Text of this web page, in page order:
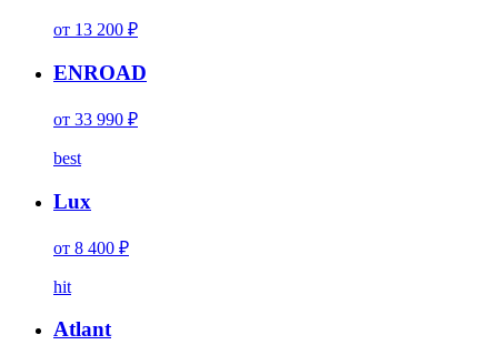
от 13 200 ₽
ENROAD
от 33 990 ₽
best
Lux
от 8 400 ₽
hit
Atlant